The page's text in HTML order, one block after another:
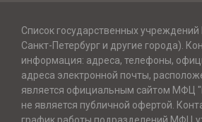
Список государственных
Санкт-Петербург и другие города).
информация: адреса, телефоны,
адреса электронной почты,
является официальным сайтом МФЦ
не является публичной офертой.